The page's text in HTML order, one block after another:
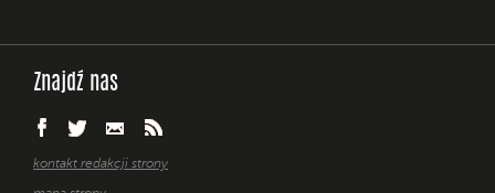
Znajdź nas
kontakt redakcji strony